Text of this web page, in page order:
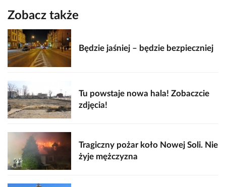
Zobacz także
Będzie jaśniej – będzie bezpieczniej
Tu powstaje nowa hala! Zobaczcie
zdjęcia!
Tragiczny pożar koło Nowej Soli. Nie
żyje mężczyzna